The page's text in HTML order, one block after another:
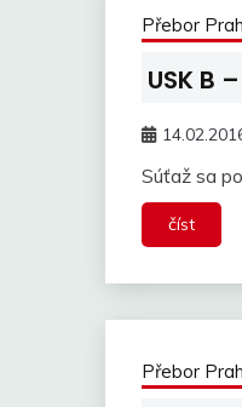
Přebor
USK B
Súťaž sa
číst
Přebor